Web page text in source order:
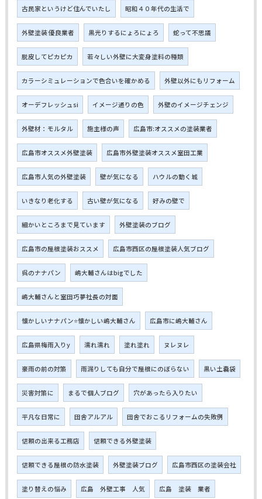
古民家というけど住んでいたし 昭和４０年代の生活で
外壁塗装 優良業者 黒光りするにょろにょろ 蛇って不思議
脱皮してピカピカ 若々しい外壁に大変身塗料の種類
カラーシミュレーションで色合いを確かめる 外壁以外にもリフォーム
オーデフレッシュsi イメージ通りの色 外壁のイメージチェンジ
外壁材：モルタル 施主様の声 広島市:オススメの塗装業者
広島市オススメ外壁塗装 広島市外壁塗装オススメ室田工業
広島市人気の外壁塗装 壁が気になる ハウルの動く城
いきなり老化する 古い壁が気になる 好みの壁で
細かいところまで見ています 外壁塗装のブログ
広島市の屋根塗装おススメ 広島市西区の屋根塗装人気ブログ
呉のナナパン 嶋大輔さんはbigでした
嶋大輔さんと室田巧夢社長の対面
懐かしいナナパン⭐懐かしい嶋大輔さん 広島市に嶋大輔さん
広島県梅雨入りy 濡れ濡れ 塗れ塗れ ヌレヌレ
豪雨の前の対策 雨漏りしても自分で屋根にのぼらない 黒い土嚢袋
災害対策に まるで個人ブログ 穴があったら入りたい
平凡な日常に 田舎アルアル 田舎でおこるリフォームの失敗例
信頼の出来る工務店 信頼できる外壁塗装
信頼できる屋根の防水塗装 外壁塗装ブログ 広島市西区の塗装会社
塗り替えの悩み 広島 外壁工事 人気 広島 塗装 業者